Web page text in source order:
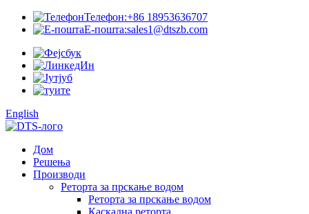
Телефон:+86 18953636707
Е-пошта:sales1@dtszb.com
English
Дом
Решења
Производи
Реторта за прскање водом
Реторта за прскање водом
Каскадна реторта